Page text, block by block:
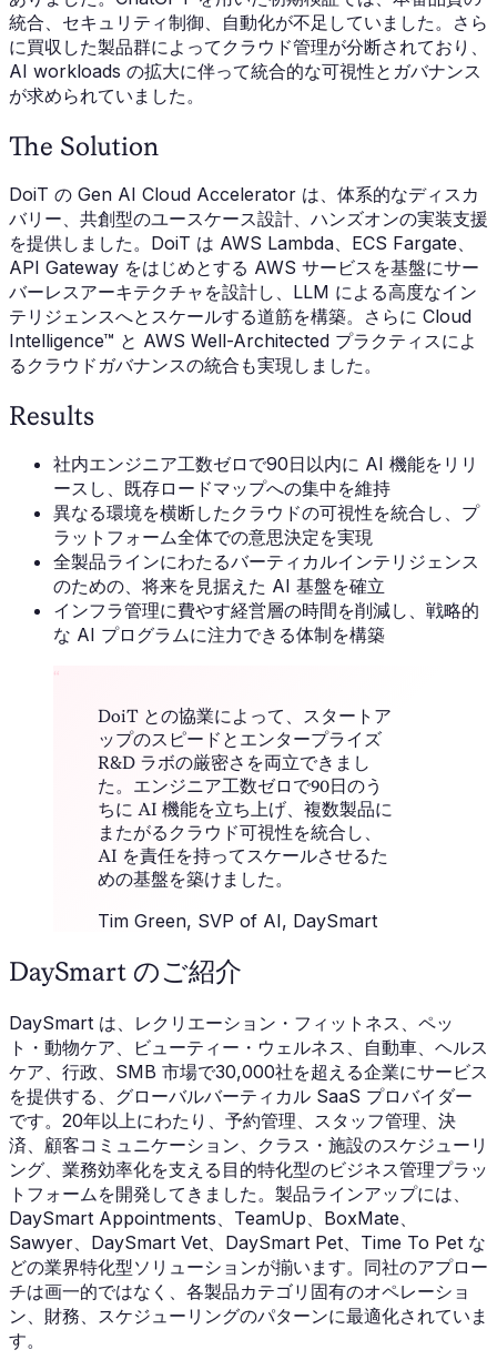
統合、セキュリティ制御、自動化が不足していました。さら
に買収した製品群によってクラウド管理が分断されており、
AI workloads の拡大に伴って統合的な可視性とガバナンス
が求められていました。
The Solution
DoiT の Gen AI Cloud Accelerator は、体系的なディスカ
バリー、共創型のユースケース設計、ハンズオンの実装支援
を提供しました。DoiT は AWS Lambda、ECS Fargate、
API Gateway をはじめとする AWS サービスを基盤にサー
バーレスアーキテクチャを設計し、LLM による高度なイン
テリジェンスへとスケールする道筋を構築。さらに Cloud
Intelligence™ と AWS Well-Architected プラクティスによ
るクラウドガバナンスの統合も実現しました。
Results
社内エンジニア工数ゼロで90日以内に AI 機能をリリ
ースし、既存ロードマップへの集中を維持
異なる環境を横断したクラウドの可視性を統合し、プ
ラットフォーム全体での意思決定を実現
全製品ラインにわたるバーティカルインテリジェンス
のための、将来を見据えた AI 基盤を確立
インフラ管理に費やす経営層の時間を削減し、戦略的
な AI プログラムに注力できる体制を構築
“
DoiT との協業によって、スタートア
ップのスピードとエンタープライズ
R&D ラボの厳密さを両立できまし
た。エンジニア工数ゼロで90日のう
ちに AI 機能を立ち上げ、複数製品に
またがるクラウド可視性を統合し、
AI を責任を持ってスケールさせるた
めの基盤を築けました。
Tim Green, SVP of AI, DaySmart
DaySmart のご紹介
DaySmart は、レクリエーション・フィットネス、ペッ
ト・動物ケア、ビューティー・ウェルネス、自動車、ヘルス
ケア、行政、SMB 市場で30,000社を超える企業にサービス
を提供する、グローバルバーティカル SaaS プロバイダー
です。20年以上にわたり、予約管理、スタッフ管理、決
済、顧客コミュニケーション、クラス・施設のスケジューリ
ング、業務効率化を支える目的特化型のビジネス管理プラッ
トフォームを開発してきました。製品ラインアップには、
DaySmart Appointments、TeamUp、BoxMate、
Sawyer、DaySmart Vet、DaySmart Pet、Time To Pet な
どの業界特化型ソリューションが揃います。同社のアプロー
チは画一的ではなく、各製品カテゴリ固有のオペレーショ
ン、財務、スケジューリングのパターンに最適化されていま
す。